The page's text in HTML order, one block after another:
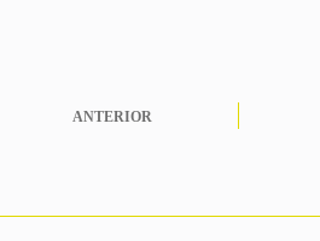
ANTERIOR